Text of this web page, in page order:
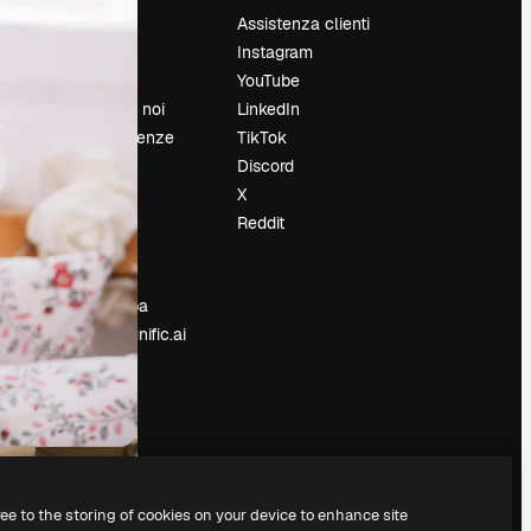
Lavora con noi
Cerca tendenze
Eventi
Slidesgo
Vendi i tuoi
contenuti
Sala stampa
Cerchi magnific.ai
Assistenza clienti
Instagram
YouTube
LinkedIn
TikTok
Discord
X
Reddit
to the storing of cookies on your device to enhance site